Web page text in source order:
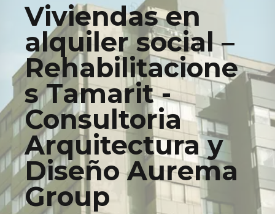
Viviendas en
alquiler social –
Rehabilitacione
s Tamarit -
Consultoria
Arquitectura y
Diseño Aurema
Group